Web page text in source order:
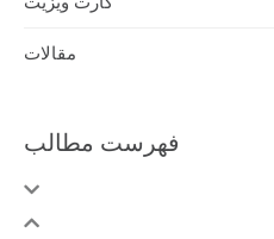
مقالات
فهرست مطالب